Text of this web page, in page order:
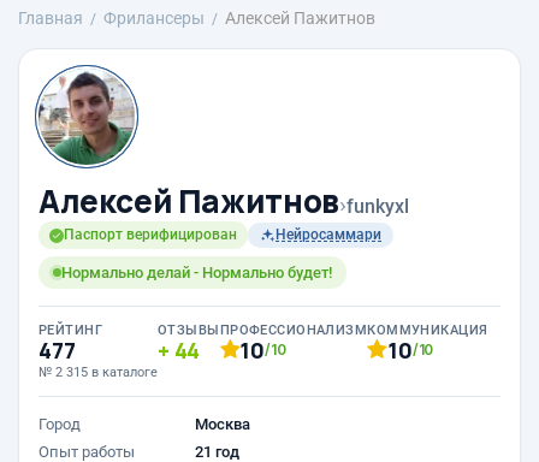
Главная Фрилансеры Алексей Пажитнов
Алексей Пажитнов›funkyxl
Паспорт верифицирован Нейросаммари
Нормально делай - Нормально будет!
РЕЙТИНГ
477
№ 2 315 в каталоге
ОТЗЫВЫ
44
ПРОФЕССИОНАЛИЗМ
10/10
КОММУНИКАЦИЯ
10/10
Город
Москва
Опыт работы
21 год